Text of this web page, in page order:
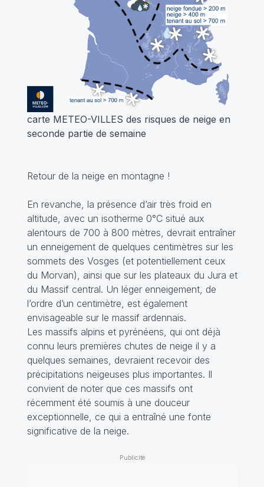
carte METEO-VILLES des risques de neige en
seconde partie de semaine
Retour de la neige en montagne !
En revanche, la présence d’air très froid en
altitude, avec un isotherme 0°C situé aux
alentours de 700 à 800 mètres, devrait entraîner
un enneigement de quelques centimètres sur les
sommets des Vosges (et potentiellement ceux
du Morvan), ainsi que sur les plateaux du Jura et
du Massif central. Un léger enneigement, de
l’ordre d’un centimètre, est également
envisageable sur le massif ardennais.
Les massifs alpins et pyrénéens, qui ont déjà
connu leurs premières chutes de neige il y a
quelques semaines, devraient recevoir des
précipitations neigeuses plus importantes. Il
convient de noter que ces massifs ont
récemment été soumis à une douceur
exceptionnelle, ce qui a entraîné une fonte
significative de la neige.